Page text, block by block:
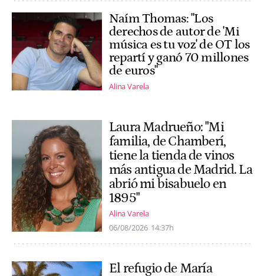
Naím Thomas: "Los
derechos de autor de 'Mi
música es tu voz' de OT los
repartí y ganó 70 millones
de euros"
Alina Varela
Laura Madrueño: "Mi
familia, de Chamberí,
tiene la tienda de vinos
más antigua de Madrid. La
abrió mi bisabuelo en
1895"
Alina Varela
06/08/2026 14:37h
El refugio de María